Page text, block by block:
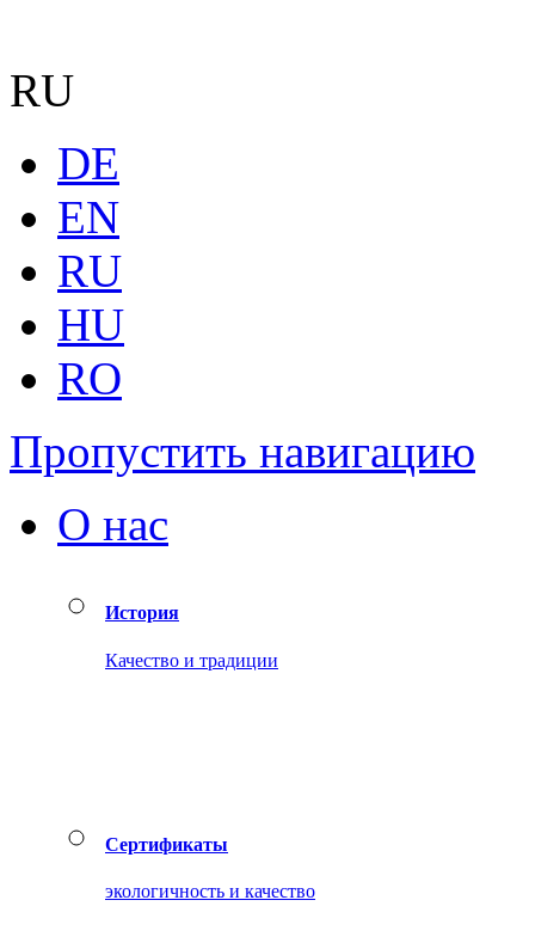
RU
DE
EN
RU
HU
RO
Пропустить навигацию
О нас
История
Качество и традиции
Сертификаты
экологичность и качество